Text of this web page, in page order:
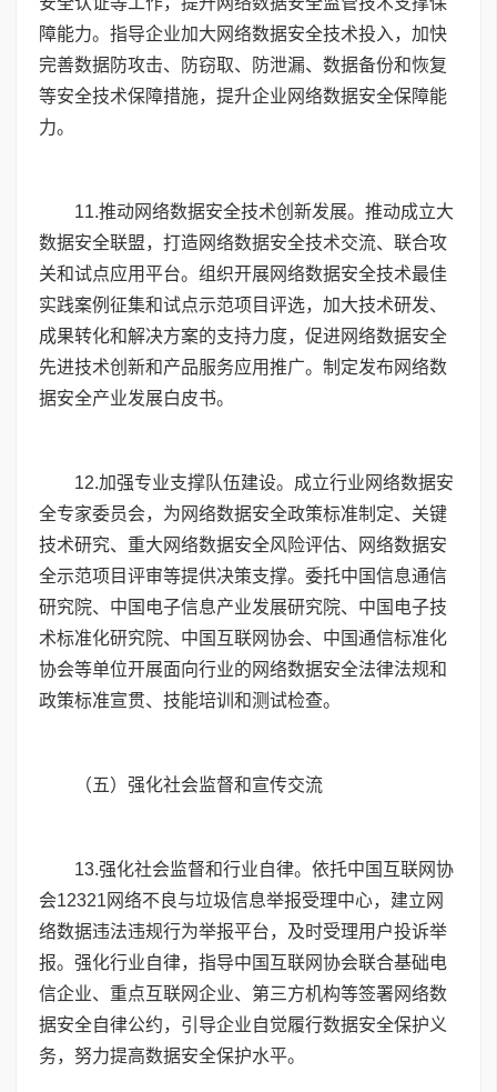
障能力。指导企业加大网络数据安全技术投入，加快
完善数据防攻击、防窃取、防泄漏、数据备份和恢复
等安全技术保障措施，提升企业网络数据安全保障能
力。
11.推动网络数据安全技术创新发展。推动成立大
数据安全联盟，打造网络数据安全技术交流、联合攻
关和试点应用平台。组织开展网络数据安全技术最佳
实践案例征集和试点示范项目评选，加大技术研发、
成果转化和解决方案的支持力度，促进网络数据安全
先进技术创新和产品服务应用推广。制定发布网络数
据安全产业发展白皮书。
12.加强专业支撑队伍建设。成立行业网络数据安
全专家委员会，为网络数据安全政策标准制定、关键
技术研究、重大网络数据安全风险评估、网络数据安
全示范项目评审等提供决策支撑。委托中国信息通信
研究院、中国电子信息产业发展研究院、中国电子技
术标准化研究院、中国互联网协会、中国通信标准化
协会等单位开展面向行业的网络数据安全法律法规和
政策标准宣贯、技能培训和测试检查。
（五）强化社会监督和宣传交流
13.强化社会监督和行业自律。依托中国互联网协
会12321网络不良与垃圾信息举报受理中心，建立网
络数据违法违规行为举报平台，及时受理用户投诉举
报。强化行业自律，指导中国互联网协会联合基础电
信企业、重点互联网企业、第三方机构等签署网络数
据安全自律公约，引导企业自觉履行数据安全保护义
务，努力提高数据安全保护水平。